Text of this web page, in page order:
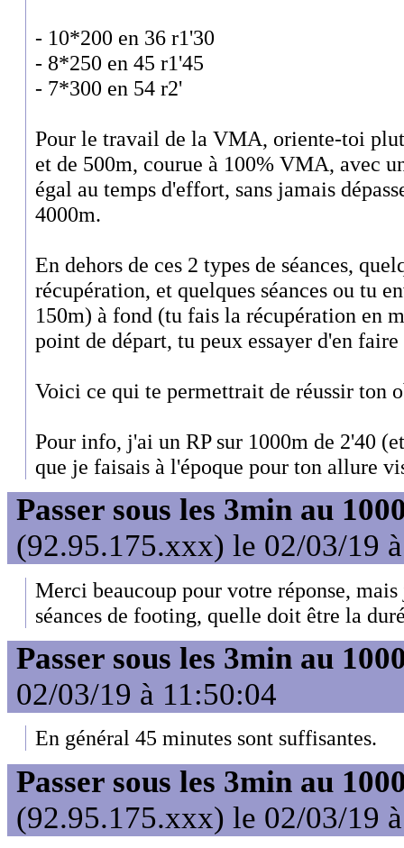
- 10*200 en 36 r1'30
- 8*250 en 45 r1'45
- 7*300 en 54 r2'
Pour le travail de la VMA, oriente-toi
et de 500m, courue à 100% VMA, avec
égal au temps d'effort, sans jamais
4000m.
En dehors de ces 2 types de séances,
récupération, et quelques séances ou tu
150m) à fond (tu fais la récupération en
point de départ, tu peux essayer d'en
Voici ce qui te permettrait de réussir ton
Pour info, j'ai un RP sur 1000m de 2'40
que je faisais à l'époque pour ton allure
Passer sous les 3min au
(92.95.175.xxx) le 02/03/19
Merci beaucoup pour votre réponse,
séances de footing, quelle doit être la
Passer sous les 3min au
02/03/19 à 11:50:04
En général 45 minutes sont suffisantes.
Passer sous les 3min au
(92.95.175.xxx) le 02/03/19